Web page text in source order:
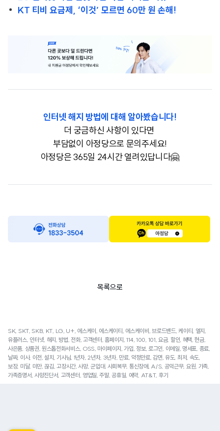
KT 티비 요금제, ‘이것’ 모르면 60만 원 손해!
인터넷 해지 방법에 대해 알아봤습니다!
더 궁금하신 사항이 있다면
부담없이 아정당으로 문의주세요!
아정당은 365일 24시간 열려있답니다🤗
목록으로
SK, SKT, SKB, KT, LG, U+, 에스케이, 에스케이티, 에스케이비, 브로드밴드, 케이티, 엘지,
유플러스, 인터넷, 해지, 방법, 전화, 고객센터, 홈페이지, 114, 100, 101, 요금, 할인, 혜택, 현금,
사은품, 상품권, 원스톱전화서비스, OSS, 마이페이지, 가입, 정보, 로그인, 이메일, 명세표, 종료,
날짜, 이사, 이전, 설치, 기사님, 1년차, 2년차, 3년차, 만료, 약정만료, 감면, 유도, 최저, 속도,
보장, 미달, 미만, 끊김, 고장시간, 사망, 군입대, 사회복무, 통신장애, A/S, 공익근무, 요원, 가족,
가족증명서, 사망진단서, 고객센터, 영업일, 주말, 공휴일, 예약, AT&T, 후기